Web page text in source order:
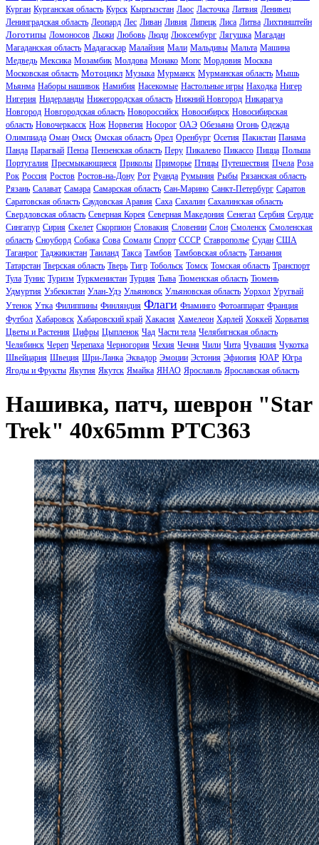
Курган Курганская область Курск Кыргызстан Лаос Ласточка Латвия Ленивец
Ленинградская область Леопард Лес Ливан Ливия Липецк Лиса Литва Лихтинштейн
Логотипы Ломоносов Лыжи Любовь Люди Люксембург Лягушка Магадан
Магаданская область Мадагаскар Малайзия Мали Мальдивы Мальта Машина
Медведь Мексика Мозамбик Молдова Монако Мопс Мордовия Москва
Московская область Мотоцикл Музыка Мурманск Мурманская область Мышь
Мьянма Наборы нашивок Намибия Насекомые Настольные игры Находка Нигер
Нигерия Нидерланды Нижегородская область Нижний Новгород Никарагуа
Новгород Новгородская область Новороссийск Новосибирск Новосибирская
область Новочеркасск Нож Норвегия Носорог ОАЭ Обезьяна Огонь Одежда
Олимпиада Оман Омск Омская область Орел Оренбург Осетия Пакистан Панама
Панда Парагвай Пенза Пензенская область Перу Пикалево Пикассо Пицца Польша
Португалия Пресмыкающиеся Приколы Приморье Птицы Путешествия Пчела Роза
Рок Россия Ростов Ростов-на-Дону Рот Руанда Румыния Рыбы Рязанская область
Рязань Салават Самара Самарская область Сан-Марино Санкт-Петербург Саратов
Саратовская область Саудовская Аравия Саха Сахалин Сахалинская область
Свердловская область Северная Корея Северная Македония Сенегал Сербия Сердце
Сингапур Сирия Скелет Скорпион Словакия Словении Слон Смоленск Смоленская
область Сноуборд Собака Сова Сомали Спорт СССР Ставрополье Судан США
Таганрог Таджикистан Таиланд Такса Тамбов Тамбовская область Танзания
Татарстан Тверская область Тверь Тигр Тобольск Томск Томская область Транспорт
Тула Тунис Туризм Туркменистан Турция Тыва Тюменская область Тюмень
Удмуртия Узбекистан Улан-Удэ Ульяновск Ульяновская область Уорхол Уругвай
Утенок Утка Филиппины Финляндия Флаги Фламинго Фотоаппарат Франция
Футбол Хабаровск Хабаровский край Хакасия Хамелеон Харлей Хоккей Хорватия
Цветы и Растения Цифры Цыпленок Чад Части тела Челябигнская область
Челябинск Череп Черепаха Черногория Чехия Чечня Чили Чита Чувашия Чукотка
Швейцария Швеция Шри-Ланка Эквадор Эмоции Эстония Эфиопия ЮАР Югра
Ягоды и Фрукты Якутия Якутск Ямайка ЯНАО Ярославль Ярославская область
Нашивка, патч, шеврон "Star
Trek" 40x65mm PTC363